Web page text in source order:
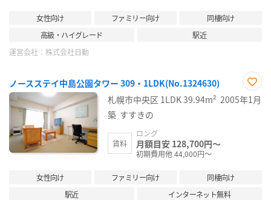
女性向け ファミリー向け
同棲向け
高級・ハイグレード
駅近
運営会社： 株式会社日動
ノースステイ中島公園タワー 309・1LDK(No.1324630)
お気
に入
札幌市中央区 1LDK39.94m² 2005年1月
築 すすきの
賃料
ロング
月額目安 128,700円～
初期費用他 44,000円～
女性向け ファミリー向け
同棲向け
駅近
インターネット無料